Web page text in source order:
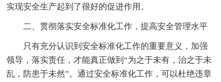
实现安全生产起到了很好的促进作用。
二、贯彻落实安全标准化工作，提高安全管理水平
只有充分认识到安全标准化工作的重要意义，加强
领导，落实责任，才能真正做到“为之于未有，治之于未
乱，防患于未然”。通过安全标准化工作，可以杜绝违章